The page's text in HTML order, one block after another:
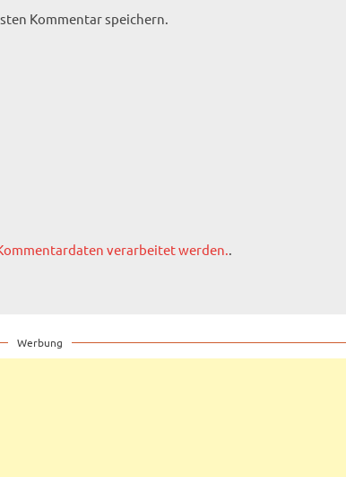
Kommentar speichern.
verarbeitet werden..
Werbung